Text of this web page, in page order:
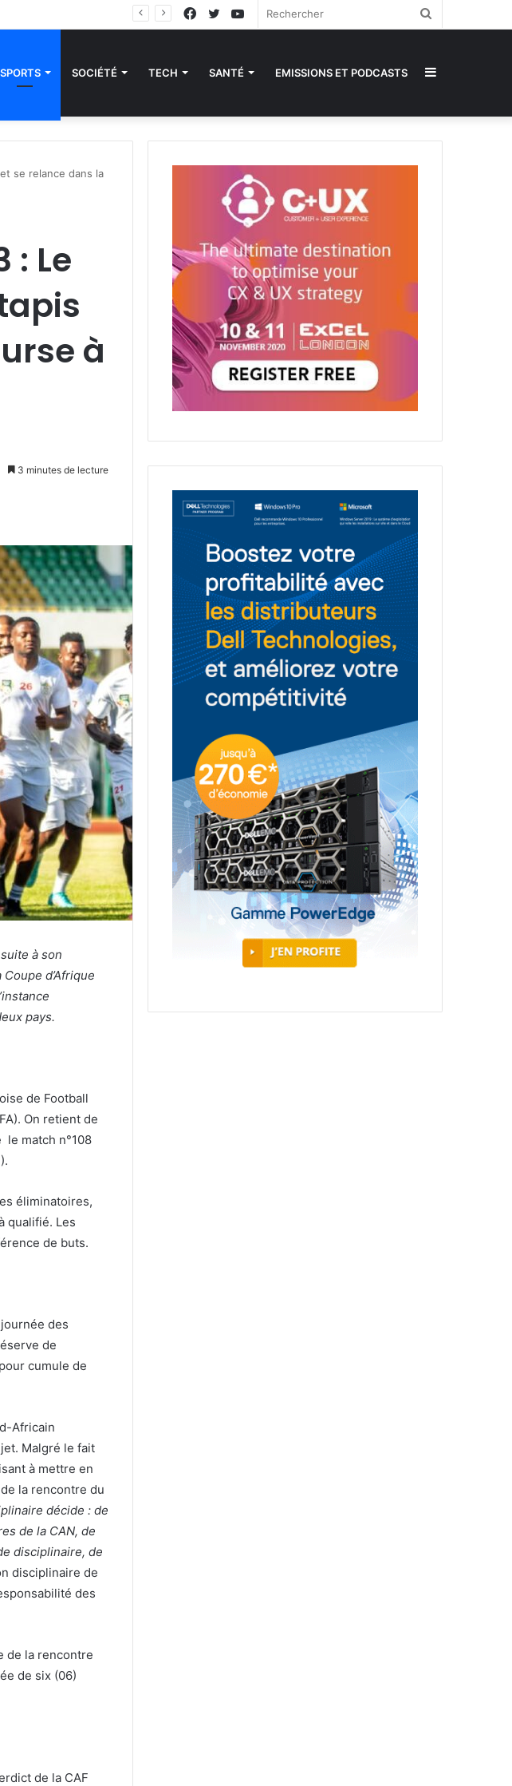
YouTube
Twitter
Facebook
SPORTS SOCIÉTÉ TECH SANTÉ EMISSIONS ET PODCASTS
se relance dans la
: Le
à
3 minutes de lecture
à son
d’Afrique
pays.
de Football
On retient de
le match n°108
éliminatoires,
qualifié. Les
de buts.
journée des
de
cumule de
Africain
Malgré le fait
à mettre en
la rencontre du
décide : de
de la CAN, de
disciplinaire, de
disciplinaire de
des
de la rencontre
de six (06)
de la CAF